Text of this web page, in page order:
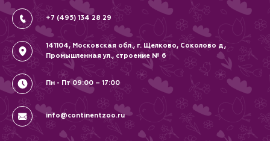
закажите "Загадочную рыбку" с
кошачьей мятой от ZOLUX!
+7 (495) 134 28 29
141104, Московская обл., г. Щелково, Соколово д,
Промышленная ул., строение № 6
Пн - Пт 09:00 – 17:00
info@continentzoo.ru